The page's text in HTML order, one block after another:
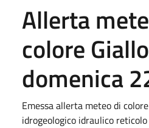
Allerta
colore Giallo
domenica
Emessa allerta meteo di
idrogeologico idraulico